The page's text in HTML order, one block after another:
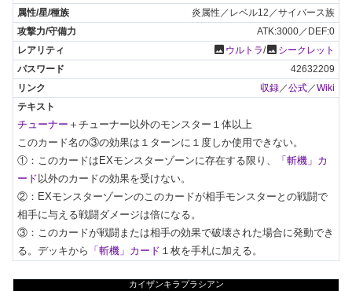
炎属性／レベル12／サイバース族
ATK:3000／DEF:0
photo ウルトラ/photo シークレット
42632209
収録 ／公式 ／Wiki
チューナー ＋チューナー以外のモンスター１体以上
このカード名の③の効果は１ターンに１度しか使用できない。
①：このカードはEXモンスターゾーンに存在する限り、
「斬機」カ
ード以外のカードの効果を受けない。
②：EXモンスターゾーンのこのカードが相手モンスターとの戦闘で
相手に与える戦闘ダメージは倍になる。
③：このカードが戦闘または相手の効果で破壊された場合に発動でき
る。デッキから 「斬機」カード １枚を手札に加える。
カイザンキラプラシアン